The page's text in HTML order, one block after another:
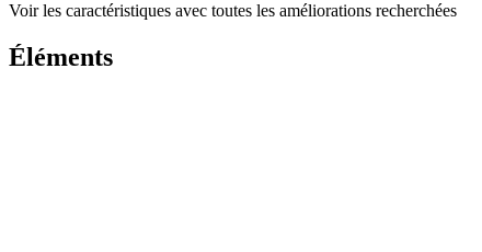
Voir les caractéristiques avec toutes les améliorations recherchées
Éléments